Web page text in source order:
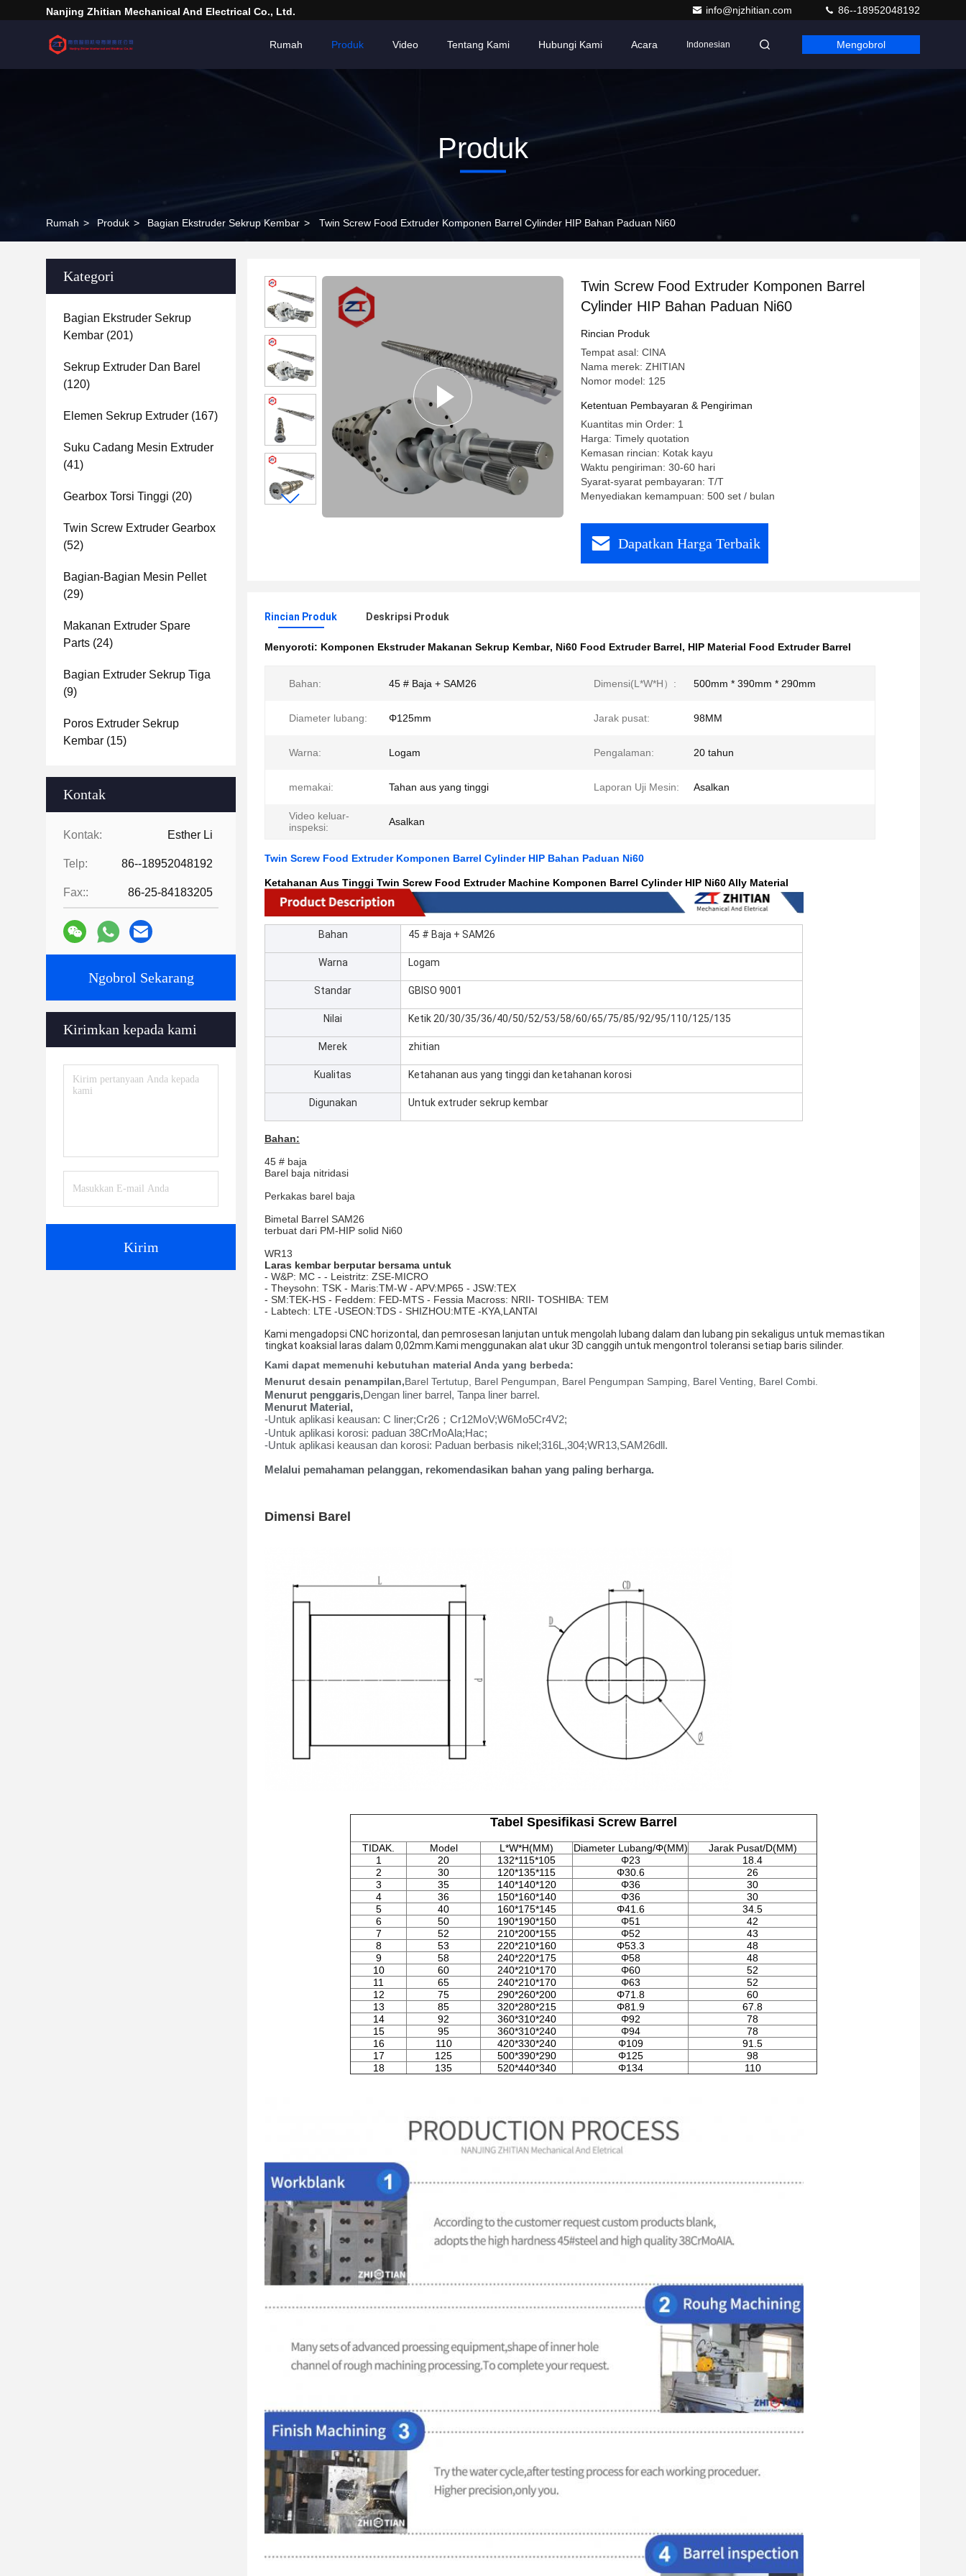
Nanjing Zhitian Mechanical And Electrical Co., Ltd. info@njzhitian.com 86--18952048192
Rumah Produk Video Tentang Kami Hubungi Kami Acara Indonesian Mengobrol
Produk
Rumah > Produk > Bagian Ekstruder Sekrup Kembar > Twin Screw Food Extruder Komponen Barrel Cylinder HIP Bahan Paduan Ni60
Kategori
Bagian Ekstruder Sekrup
Kembar (201)
Sekrup Extruder Dan Barel
(120)
Elemen Sekrup Extruder (167)
Suku Cadang Mesin Extruder
(41)
Gearbox Torsi Tinggi (20)
Twin Screw Extruder Gearbox
(52)
Bagian-Bagian Mesin Pellet
(29)
Makanan Extruder Spare
Parts (24)
Bagian Extruder Sekrup Tiga
(9)
Poros Extruder Sekrup
Kembar (15)
Kontak
Kontak: Esther Li
Telp: 86--18952048192
Fax:: 86-25-84183205
Ngobrol Sekarang
Kirimkan kepada kami
Kirim
Twin Screw Food Extruder Komponen Barrel
Cylinder HIP Bahan Paduan Ni60
Rincian Produk
Tempat asal: CINA
Nama merek: ZHITIAN
Nomor model: 125
Ketentuan Pembayaran & Pengiriman
Kuantitas min Order: 1
Harga: Timely quotation
Kemasan rincian: Kotak kayu
Waktu pengiriman: 30-60 hari
Syarat-syarat pembayaran: T/T
Menyediakan kemampuan: 500 set / bulan
Dapatkan Harga Terbaik
Rincian Produk Deskripsi Produk
Menyoroti: Komponen Ekstruder Makanan Sekrup Kembar, Ni60 Food Extruder Barrel, HIP Material Food Extruder Barrel
Bahan: 45 # Baja + SAM26 Dimensi(L*W*H）: 500mm * 390mm * 290mm
Diameter lubang: Φ125mm Jarak pusat: 98MM
Warna: Logam Pengalaman: 20 tahun
memakai: Tahan aus yang tinggi Laporan Uji Mesin: Asalkan
Video keluar-
inspeksi:
Asalkan
Twin Screw Food Extruder Komponen Barrel Cylinder HIP Bahan Paduan Ni60
Ketahanan Aus Tinggi Twin Screw Food Extruder Machine Komponen Barrel Cylinder HIP Ni60 Ally Material
Bahan 45 # Baja + SAM26
Warna Logam
Standar GBISO 9001
Nilai Ketik 20/30/35/36/40/50/52/53/58/60/65/75/85/92/95/110/125/135
Merek zhitian
Kualitas Ketahanan aus yang tinggi dan ketahanan korosi
Digunakan Untuk extruder sekrup kembar
Bahan:
45 # baja
Barel baja nitridasi
Perkakas barel baja
Bimetal Barrel SAM26
terbuat dari PM-HIP solid Ni60
WR13
Laras kembar berputar bersama untuk
- W&P: MC - - Leistritz: ZSE-MICRO
- Theysohn: TSK - Maris:TM-W - APV:MP65 - JSW:TEX
- SM:TEK-HS - Feddem: FED-MTS - Fessia Macross: NRII- TOSHIBA: TEM
- Labtech: LTE -USEON:TDS - SHIZHOU:MTE -KYA,LANTAI
Kami mengadopsi CNC horizontal, dan pemrosesan lanjutan untuk mengolah lubang dalam dan lubang pin sekaligus untuk memastikan
tingkat koaksial laras dalam 0,02mm.Kami menggunakan alat ukur 3D canggih untuk mengontrol toleransi setiap baris silinder.
Kami dapat memenuhi kebutuhan material Anda yang berbeda:
Menurut desain penampilan,Barel Tertutup, Barel Pengumpan, Barel Pengumpan Samping, Barel Venting, Barel Combi.
Menurut penggaris,Dengan liner barrel, Tanpa liner barrel.
Menurut Material,
-Untuk aplikasi keausan: C liner;Cr26；Cr12MoV;W6Mo5Cr4V2;
-Untuk aplikasi korosi: paduan 38CrMoAla;Hac;
-Untuk aplikasi keausan dan korosi: Paduan berbasis nikel;316L,304;WR13,SAM26dll.
Melalui pemahaman pelanggan, rekomendasikan bahan yang paling berharga.
Dimensi Barel
Tabel Spesifikasi Screw Barrel
TIDAK. Model L*W*H(MM) Diameter Lubang/Φ(MM)
Jarak Pusat/D(MM)
1
20 132*115*105 Φ23
18.4
2
30 120*135*115 Φ30.6
26
3
35 140*140*120 Φ36
30
4
36 150*160*140 Φ36
30
5
40 160*175*145 Φ41.6
34.5
6
50 190*190*150 Φ51
42
7
52 210*200*155 Φ52
43
8
53 220*210*160 Φ53.3
48
9
58 240*220*175 Φ58
48
10
60 240*210*170 Φ60
52
11
65 240*210*170 Φ63
52
12
75 290*260*200 Φ71.8
60
13
85 320*280*215 Φ81.9
67.8
14
92 360*310*240 Φ92
78
15
95 360*310*240 Φ94
78
16
110 420*330*240 Φ109
91.5
17
125 500*390*290 Φ125
98
18
135 520*440*340 Φ134 110